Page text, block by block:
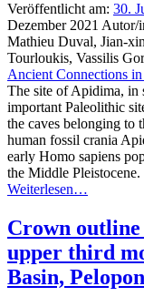
Veröffentlicht am: 30.
Dezember 2021 Autor/
Mathieu Duval, Jian-
Tourloukis, Vassilis
Ancient Connections in
The site of Apidima, in
important Paleolithic
the caves belonging to
human fossil crania
early Homo sapiens
the Middle Pleistocene.
Weiterlesen…
Crown
upper third
Basin,